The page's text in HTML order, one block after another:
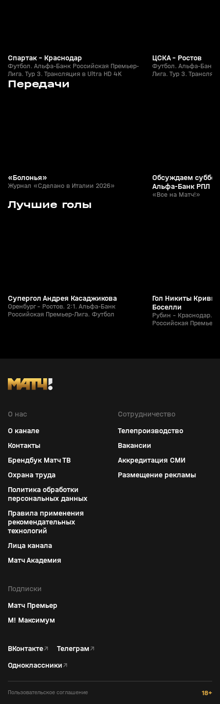
Спартак - Краснодар
Футбол. Альфа-Банк Российская Премьер-
Лига. Тур 3. Трансляция в Ultra HD 4K
ЦСКА - Ростов
Футбол. Альфа-Банк
Лига. Тур 3.
Передачи
Сегодня, 12:46
«Болонья»
Журнал «Сделано в Италии 2026»
Сегодня, 01:43
Обсуждаем
Альфа-Банк РПЛ
Гришиным
«Все на Матч!»
Лучшие голы
26 июл, 21:49
Супергол Андрея Касаджикова
Оренбург - Ростов. 2:1. Альфа-Банк
Российская Премьер-Лига. Футбол
Гол Никиты
Боселли
Рубин - Краснодар.
Российская
О нас
О канале
Контакты
Брендбук Матч ТВ
Охрана труда
Политика обработки
персональных данных
Правила применения
рекомендательных
технологий
Лица канала
Матч Академия
Сотрудничество
Телепроизводство
Вакансии
Аккредитация СМИ
Размещение рекламы
Подписки
Матч Премьер
М! Максимум
ВКонтакте↗ Телеграм↗
Одноклассники↗
Пользовательское соглашение 18+